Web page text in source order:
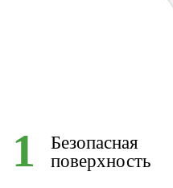
1
Безопасная
поверхность